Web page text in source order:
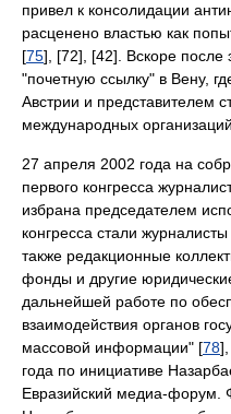
привел к консолидации
расценено властью как
[75], [72], [42]. Вскоре после
"почетную ссылку" в Вену,
Австрии и представителем
международных
27 апреля 2002 года на
первого конгресса
избрана председателем
конгресса стали
также редакционные
фонды и другие
дальнейшей работе по
взаимодействия органов
массовой информации" [78
года по инициативе
Евразийский медиа-форум.